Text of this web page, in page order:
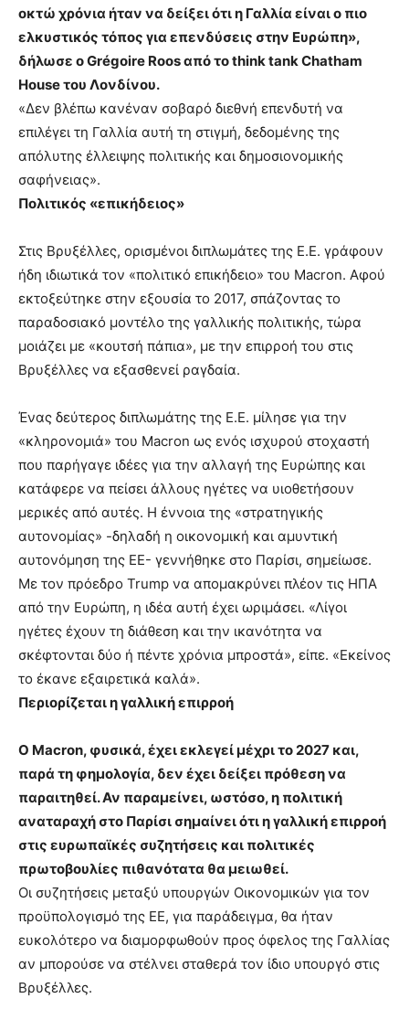
οκτώ χρόνια ήταν να δείξει ότι η Γαλλία είναι ο πιο
ελκυστικός τόπος για επενδύσεις στην Ευρώπη»,
δήλωσε ο Grégoire Roos από το think tank Chatham
House του Λονδίνου.
«Δεν βλέπω κανέναν σοβαρό διεθνή επενδυτή να
επιλέγει τη Γαλλία αυτή τη στιγμή, δεδομένης της
απόλυτης έλλειψης πολιτικής και δημοσιονομικής
σαφήνειας».
Πολιτικός «επικήδειος»
Στις Βρυξέλλες, ορισμένοι διπλωμάτες της Ε.Ε. γράφουν
ήδη ιδιωτικά τον «πολιτικό επικήδειο» του Macron. Αφού
εκτοξεύτηκε στην εξουσία το 2017, σπάζοντας το
παραδοσιακό μοντέλο της γαλλικής πολιτικής, τώρα
μοιάζει με «κουτσή πάπια», με την επιρροή του στις
Βρυξέλλες να εξασθενεί ραγδαία.
Ένας δεύτερος διπλωμάτης της Ε.Ε. μίλησε για την
«κληρονομιά» του Macron ως ενός ισχυρού στοχαστή
που παρήγαγε ιδέες για την αλλαγή της Ευρώπης και
κατάφερε να πείσει άλλους ηγέτες να υιοθετήσουν
μερικές από αυτές. Η έννοια της «στρατηγικής
αυτονομίας» -δηλαδή η οικονομική και αμυντική
αυτονόμηση της ΕΕ- γεννήθηκε στο Παρίσι, σημείωσε.
Με τον πρόεδρο Trump να απομακρύνει πλέον τις ΗΠΑ
από την Ευρώπη, η ιδέα αυτή έχει ωριμάσει. «Λίγοι
ηγέτες έχουν τη διάθεση και την ικανότητα να
σκέφτονται δύο ή πέντε χρόνια μπροστά», είπε. «Εκείνος
το έκανε εξαιρετικά καλά».
Περιορίζεται η γαλλική επιρροή
Ο Macron, φυσικά, έχει εκλεγεί μέχρι το 2027 και,
παρά τη φημολογία, δεν έχει δείξει πρόθεση να
παραιτηθεί. Αν παραμείνει, ωστόσο, η πολιτική
αναταραχή στο Παρίσι σημαίνει ότι η γαλλική επιρροή
στις ευρωπαϊκές συζητήσεις και πολιτικές
πρωτοβουλίες πιθανότατα θα μειωθεί.
Οι συζητήσεις μεταξύ υπουργών Οικονομικών για τον
προϋπολογισμό της ΕΕ, για παράδειγμα, θα ήταν
ευκολότερο να διαμορφωθούν προς όφελος της Γαλλίας
αν μπορούσε να στέλνει σταθερά τον ίδιο υπουργό στις
Βρυξέλλες.